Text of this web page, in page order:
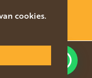
cookies.
DIRECT CONTACT
076-5878627